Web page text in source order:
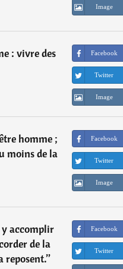
Image
: vivre des
Facebook
Twitter
Image
homme ;
moins de la
Facebook
Twitter
Image
y accomplir
de la
reposent.”
Facebook
Twitter